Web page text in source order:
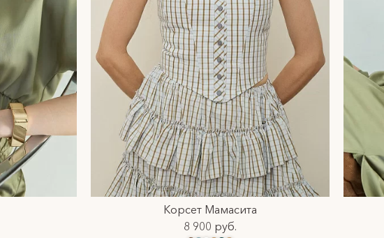
Корсет Мамасита
8 900 руб.